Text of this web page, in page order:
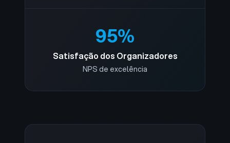
95%
Satisfação dos Organizadores
NPS de excelência